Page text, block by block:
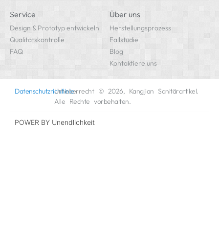
Service
Design & Prototyp entwickeln
Qualitätskontrolle
FAQ
Über uns
Herstellungsprozess
Fallstudie
Blog
Kontaktiere uns
DatenschutzrichtlinieUrheberrecht © 2026, Kangjian Sanitärartikel.
Alle Rechte vorbehalten.
POWER BY Unendlichkeit